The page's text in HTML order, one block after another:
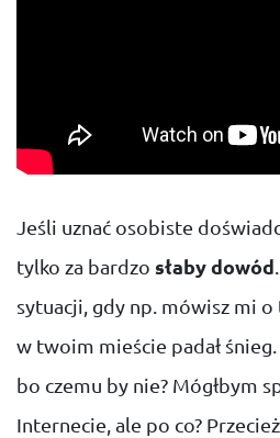
Jeśli uznać osobiste
tylko za bardzo słaby dowód
sytuacji, gdy np. mówisz mi
w twoim mieście padał
bo czemu by nie? Mógłbym
Internecie, ale po co?